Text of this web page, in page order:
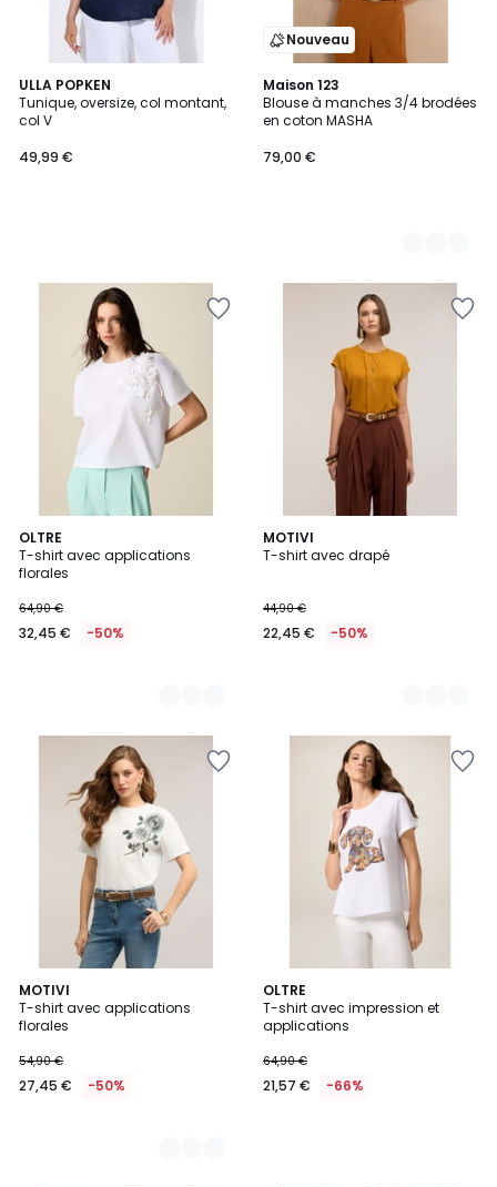
ULLA POPKEN
Tunique, oversize, col montant,
col V
49,99 €
Nouveau
Maison 123
Blouse à manches 3/4 brodées
en coton MASHA
79,00 €
2
Couleurs
OLTRE
T-shirt avec applications
florales
64,90 €
32,45 € -50%
5
Couleurs
MOTIVI
T-shirt avec drapé
44,90 €
22,45 € -50%
2
Couleurs
MOTIVI
T-shirt avec applications
florales
54,90 €
27,45 € -50%
2
Couleurs
OLTRE
T-shirt avec impression et
applications
64,90 €
21,57 € -66%